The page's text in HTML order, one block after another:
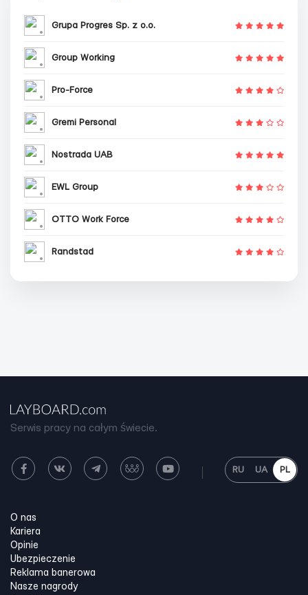
Grupa Progres Sp. z o.o.
Group Working
Pro-Force
Gremi Personal
Nostrada UAB
EWL Group
OTTO Work Force
Randstad
Serwis pracy na całym świecie.
RU UA PL
O nas
Kariera
Opinie
Ubezpieczenie
Reklama banerowa
Nasze nagrody